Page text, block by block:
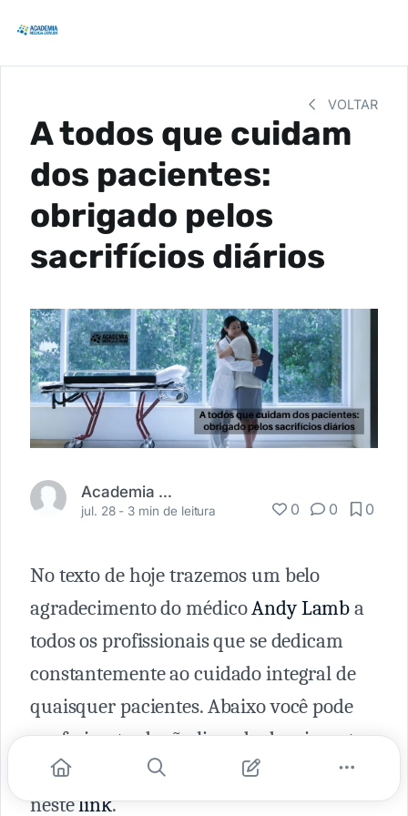
VOLTAR
A todos que cuidam
dos pacientes:
obrigado pelos
sacrifícios diários
Academia Médica
jul. 28 - 3 min de leitura 0 0 0
No texto de hoje trazemos um belo
agradecimento do médicoAndy Lamba
todos os profissionais que se dedicam
constantemente ao cuidado integral de
quaisquer pacientes. Abaixo você pode
conferir a tradução livre do depoimento
dele. O texto original pode ser encontrado
nestelink.